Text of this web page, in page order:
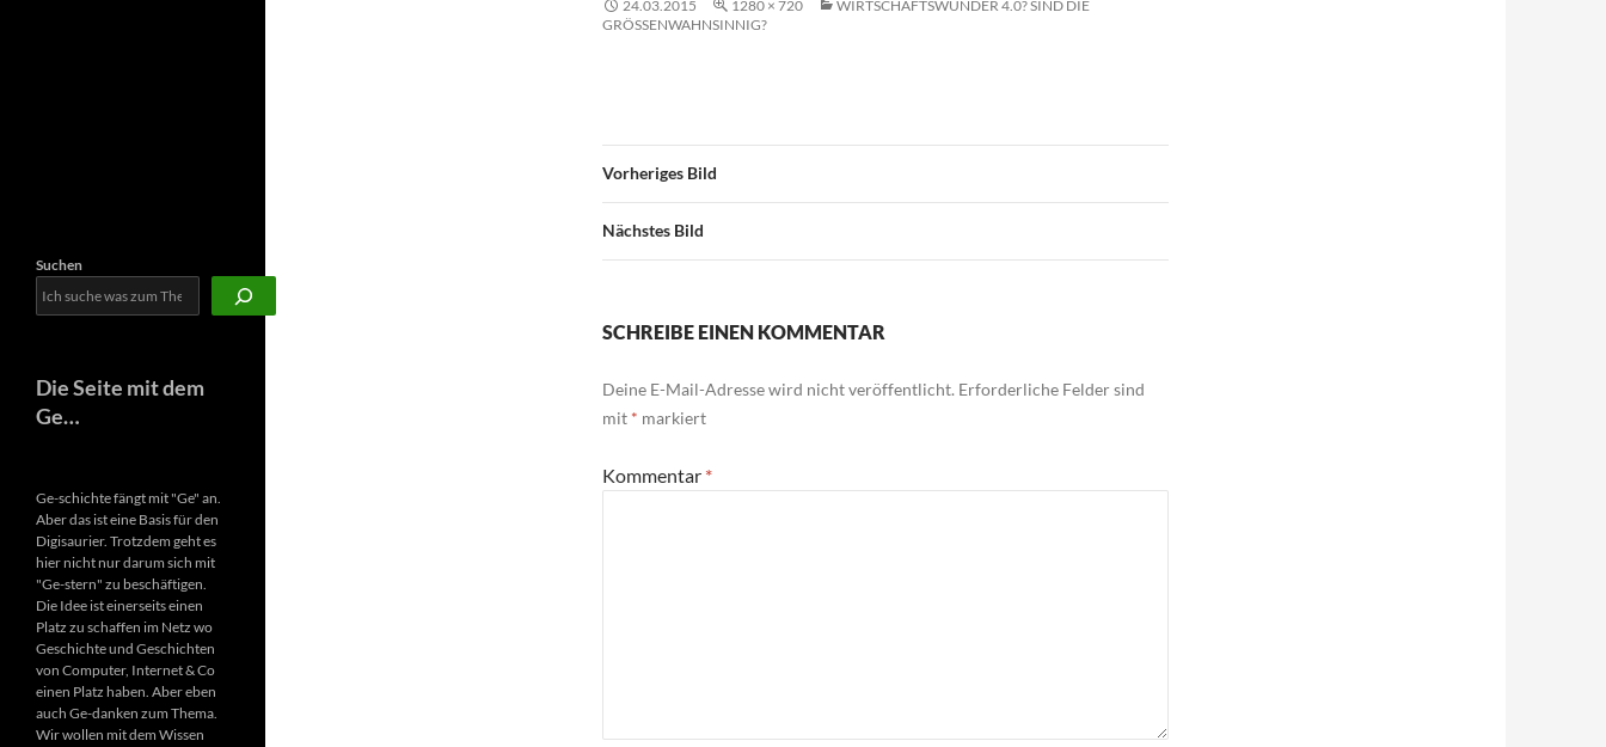
24.03.2015 1280 × 720
WIRTSCHAFTSWUNDER 4.0? SIND DIE
GRÖSSENWAHNSINNIG?
Vorheriges Bild
Nächstes Bild
SCHREIBE EINEN KOMMENTAR
Deine E-Mail-Adresse wird nicht veröffentlicht. Erforderliche Felder sind
mit * markiert
Kommentar *
Suchen
Die Seite mit dem
Ge…
Ge-schichte fängt mit "Ge" an.
Aber das ist eine Basis für den
Digisaurier. Trotzdem geht es
hier nicht nur darum sich mit
"Ge-stern" zu beschäftigen.
Die Idee ist einerseits einen
Platz zu schaffen im Netz wo
Geschichte und Geschichten
von Computer, Internet & Co
einen Platz haben. Aber eben
auch Ge-danken zum Thema.
Wir wollen mit dem Wissen